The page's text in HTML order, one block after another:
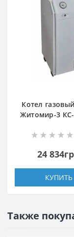
Котел
Житомир-3
24
КУПИТЬ
Также